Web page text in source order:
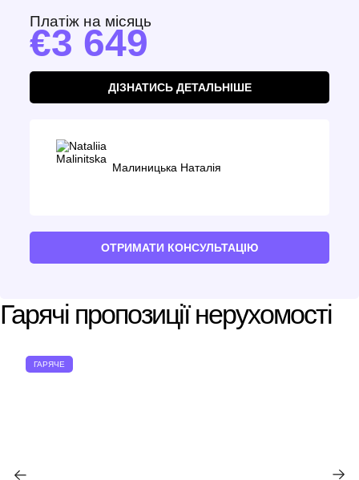
Платіж на місяць
3 649
ДІЗНАТИСЬ ДЕТАЛЬНІШЕ
Малиницька Наталія
ОТРИМАТИ КОНСУЛЬТАЦІЮ
Гарячі пропозиції нерухомості
ГАРЯЧЕ